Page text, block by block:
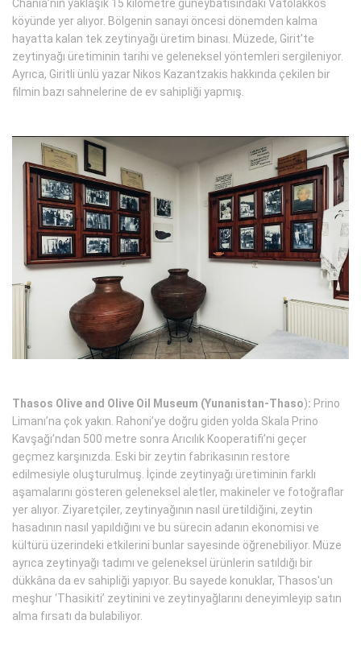
Chania’nın yaklaşık 15 kilometre güneybatısındaki Vatolakkos
köyünde yer alıyor. Bölgenin sanayi öncesi dönemden kalma
hayatta kalan tek zeytinyağı üretim binası. Müzede, Girit’te
zeytinyağı üretiminin tarihi ve geleneksel yöntemleri sergileniyor.
Ayrıca, Giritli ünlü yazar Nikos Kazantzakis hakkında çekilen bir
filmin bazı sahnelerine de ev sahipliği yapmış.
Thasos Olive and Olive Oil Museum (Yunanistan-Thaso): Prino
Limanı’na çok yakın. Rahoni’ye doğru giden yolda Skala Prino
Kavşağı’ndan 500 metre sonra Arıcılık Kooperatifi’ni geçer
geçmez karşınızda. Eski bir zeytin fabrikasının restore
edilmesiyle oluşturulmuş. İçinde zeytinyağı üretiminin farklı
aşamalarını gösteren geleneksel aletler, makineler ve fotoğraflar
yer alıyor. Ziyaretçiler, zeytinyağının nasıl üretildiğini, zeytin
hasadının nasıl yapıldığını ve bu sürecin adanın ekonomisi ve
kültürü üzerindeki etkilerini bunlar sayesinde öğrenebiliyor. Müze
ayrıca zeytinyağı tadımı ve geleneksel ürünlerin satıldığı bir
dükkâna da ev sahipliği yapıyor. Bu sayede konuklar, Thasos'un
meşhur ‘Thasikiti’ zeytinini ve zeytinyağlarını deneyimleyip satın
alma fırsatı da bulabiliyor.